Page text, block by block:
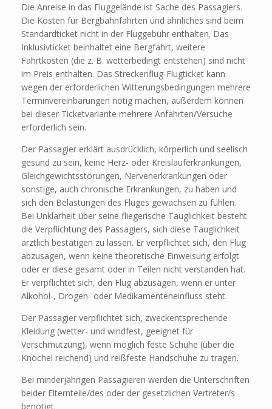
Die Anreise in das Fluggelände ist Sache des Passagiers.
Die Kosten für Bergbahnfahrten und ähnliches sind beim
Standardticket nicht in der Fluggebühr enthalten. Das
Inklusivticket beinhaltet eine Bergfahrt, weitere
Fahrtkosten (die z. B. wetterbedingt entstehen) sind nicht
im Preis enthalten. Das Streckenflug-Flugticket kann
wegen der erforderlichen Witterungsbedingungen mehrere
Terminvereinbarungen nötig machen, außerdem können
bei dieser Ticketvariante mehrere Anfahrten/Versuche
erforderlich sein.
Der Passagier erklärt ausdrücklich, körperlich und seelisch
gesund zu sein, keine Herz- oder Kreislauferkrankungen,
Gleichgewichtsstörungen, Nervenerkrankungen oder
sonstige, auch chronische Erkrankungen, zu haben und
sich den Belastungen des Fluges gewachsen zu fühlen.
Bei Unklarheit über seine fliegerische Tauglichkeit besteht
die Verpflichtung des Passagiers, sich diese Tauglichkeit
ärztlich bestätigen zu lassen. Er verpflichtet sich, den Flug
abzusagen, wenn keine theoretische Einweisung erfolgt
oder er diese gesamt oder in Teilen nicht verstanden hat.
Er verpflichtet sich, den Flug abzusagen, wenn er unter
Alkohol-, Drogen- oder Medikamenteneinfluss steht.
Der Passagier verpflichtet sich, zweckentsprechende
Kleidung (wetter- und windfest, geeignet für
Verschmutzung), wenn möglich feste Schuhe (über die
Knöchel reichend) und reißfeste Handschuhe zu tragen.
Bei minderjährigen Passagieren werden die Unterschriften
beider Elternteile/des oder der gesetzlichen Vertreter/s
benötigt.